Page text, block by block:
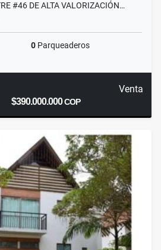
#46 DE ALTA VALORIZACIÓN…
0 Parqueaderos
Venta
$390.000.000COP